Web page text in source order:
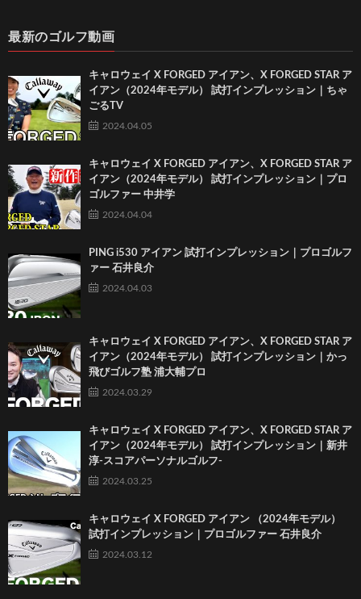
最新のゴルフ動画
キャロウェイ X FORGED アイアン、X FORGED STAR ア
イアン（2024年モデル） 試打インプレッション｜ちゃ
ごるTV
2024.04.05
キャロウェイ X FORGED アイアン、X FORGED STAR ア
イアン（2024年モデル） 試打インプレッション｜プロ
ゴルファー 中井学
2024.04.04
PING i530 アイアン 試打インプレッション｜プロゴルフ
ァー 石井良介
2024.04.03
キャロウェイ X FORGED アイアン、X FORGED STAR ア
イアン（2024年モデル） 試打インプレッション｜かっ
飛びゴルフ塾 浦大輔プロ
2024.03.29
キャロウェイ X FORGED アイアン、X FORGED STAR ア
イアン（2024年モデル） 試打インプレッション｜新井
淳-スコアパーソナルゴルフ-
2024.03.25
キャロウェイ X FORGED アイアン （2024年モデル）
試打インプレッション｜プロゴルファー 石井良介
2024.03.12